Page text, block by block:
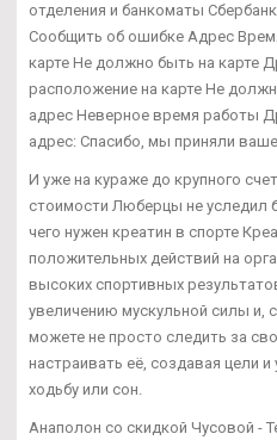
отделения и банкоматы
Сообщить об ошибке Адрес
карте Не должно быть на карте
расположение на карте Не
адрес Неверное время работы
адрес: Спасибо, мы приняли
И уже на кураже до крупного
стоимости Люберцы не уследил
чего нужен креатин в спорте
положительных действий на
высоких спортивных
увеличению мускульной силы и,
можете не просто следить за
настраивать её, создавая цели
ходьбу или сон.
Анаполон со скидкой Чусовой -